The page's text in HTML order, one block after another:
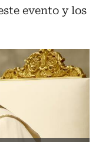
evento y los